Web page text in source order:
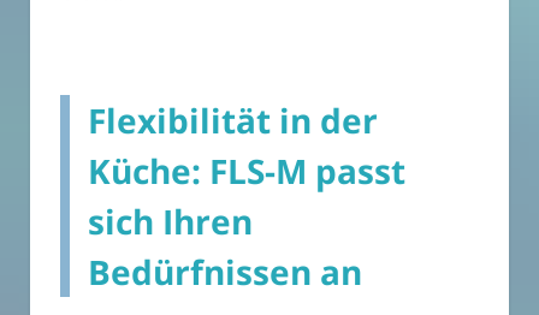
Flexibilität in der
Küche: FLS-M passt
sich Ihren
Bedürfnissen an